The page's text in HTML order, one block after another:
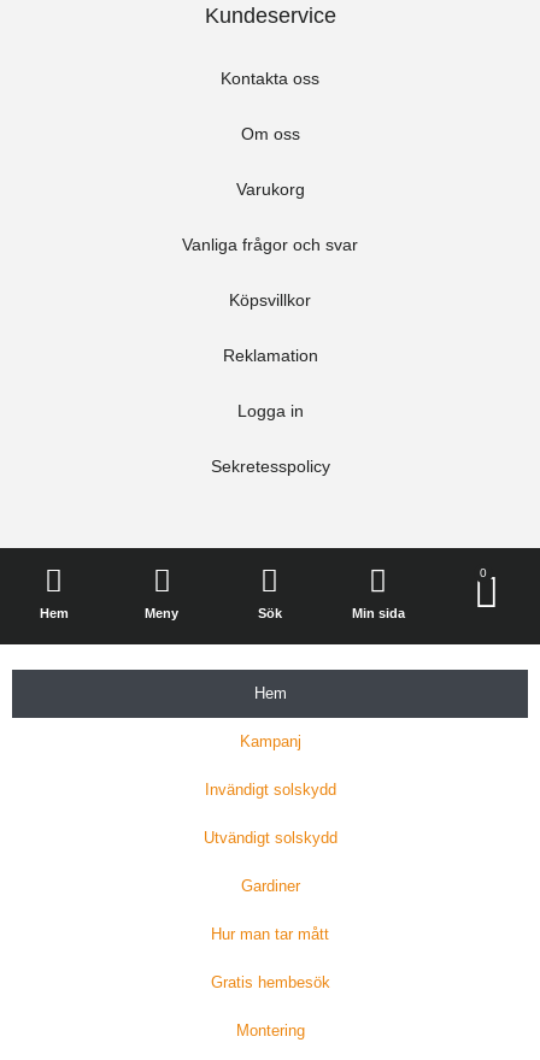
Kundeservice
Kontakta oss
Om oss
Varukorg
Vanliga frågor och svar
Köpsvillkor
Reklamation
Logga in
Sekretesspolicy
Hem Meny Sök Min sida
0
Hem
Kampanj
Invändigt solskydd
Utvändigt solskydd
Gardiner
Hur man tar mått
Gratis hembesök
Montering